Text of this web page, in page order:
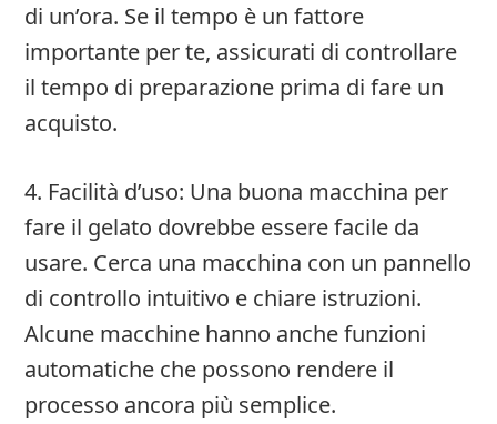
di un’ora. Se il tempo è un fattore
importante per te, assicurati di controllare
il tempo di preparazione prima di fare un
acquisto.
4. Facilità d’uso: Una buona macchina per
fare il gelato dovrebbe essere facile da
usare. Cerca una macchina con un pannello
di controllo intuitivo e chiare istruzioni.
Alcune macchine hanno anche funzioni
automatiche che possono rendere il
processo ancora più semplice.